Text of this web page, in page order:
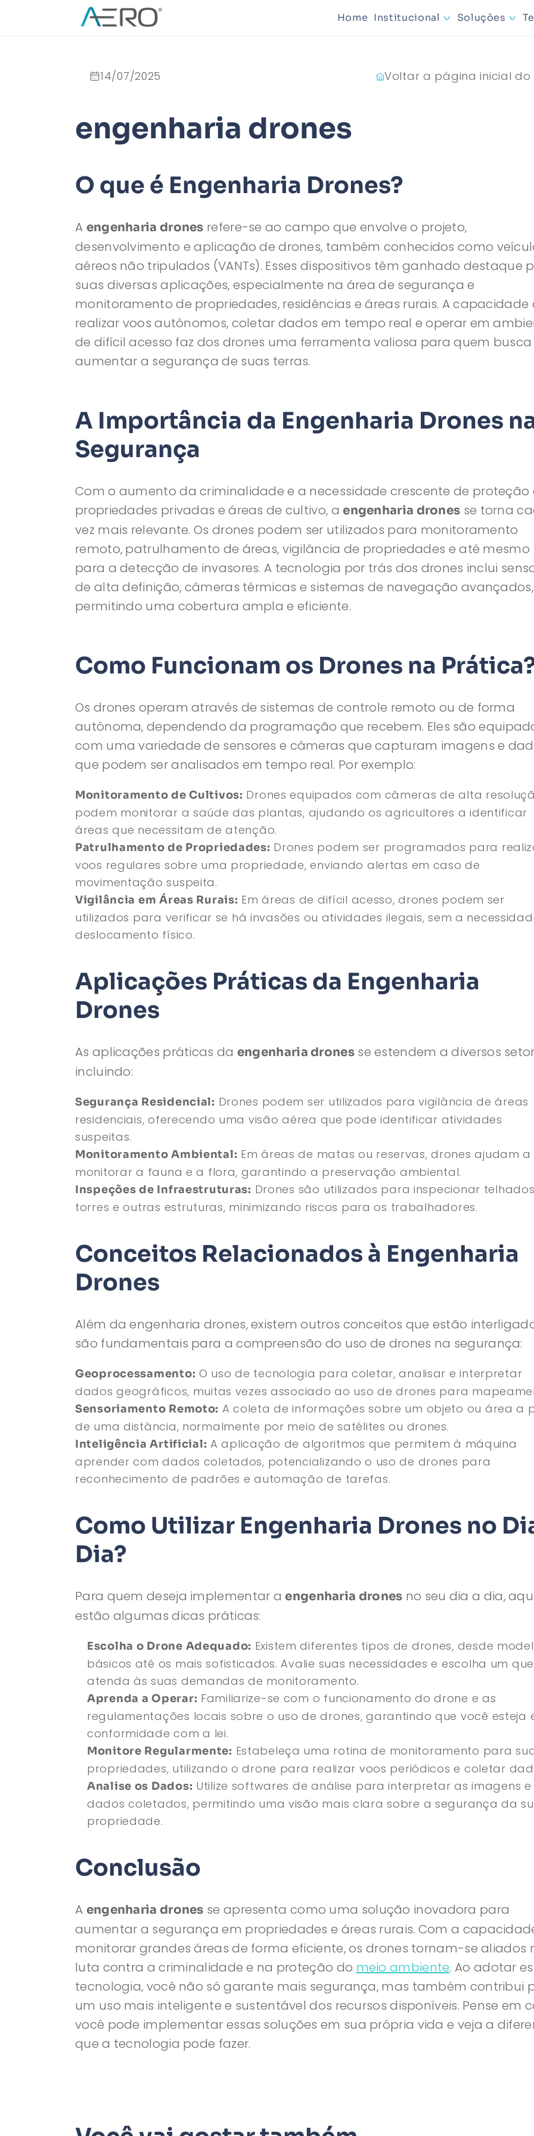
Home Institucional Soluções
14/07/2025 Voltar a página inicial do
engenharia drones
O que é Engenharia Drones?
A engenharia drones refere-se ao campo que envolve o projeto,
desenvolvimento e aplicação de drones, também conhecidos como
aéreos não tripulados (VANTs). Esses dispositivos têm ganhado destaque
suas diversas aplicações, especialmente na área de segurança e
monitoramento de propriedades, residências e áreas rurais. A capacidade
realizar voos autônomos, coletar dados em tempo real e operar em
de difícil acesso faz dos drones uma ferramenta valiosa para quem busca
aumentar a segurança de suas terras.
A Importância da Engenharia Drones
Segurança
Com o aumento da criminalidade e a necessidade crescente de proteção
propriedades privadas e áreas de cultivo, aengenharia drones se torna
vez mais relevante. Os drones podem ser utilizados para monitoramento
remoto, patrulhamento de áreas, vigilância de propriedades e até mesmo
para a detecção de invasores. A tecnologia por trás dos drones inclui
de alta definição, câmeras térmicas e sistemas de navegação avançados,
permitindo uma cobertura ampla e eficiente.
Como Funcionam os Drones na
Os drones operam através de sistemas de controle remoto ou de forma
autônoma, dependendo da programação que recebem. Eles são
com uma variedade de sensores e câmeras que capturam imagens e
que podem ser analisados em tempo real. Por exemplo:
Monitoramento de Cultivos: Drones equipados com câmeras de alta
podem monitorar a saúde das plantas, ajudando os agricultores a identificar
áreas que necessitam de atenção.
Patrulhamento de Propriedades: Drones podem ser programados para
voos regulares sobre uma propriedade, enviando alertas em caso de
movimentação suspeita.
Vigilância em Áreas Rurais: Em áreas de difícil acesso, drones podem ser
utilizados para verificar se há invasões ou atividades ilegais, sem a
deslocamento físico.
Aplicações Práticas da Engenharia
Drones
As aplicações práticas da engenharia dronesse estendem a diversos
incluindo:
Segurança Residencial: Drones podem ser utilizados para vigilância de áreas
residenciais, oferecendo uma visão aérea que pode identificar atividades
suspeitas.
Monitoramento Ambiental: Em áreas de matas ou reservas, drones ajudam a
monitorar a fauna e a flora, garantindo a preservação ambiental.
Inspeções de Infraestruturas: Drones são utilizados para inspecionar
torres e outras estruturas, minimizando riscos para os trabalhadores.
Conceitos Relacionados à Engenharia
Drones
Além da engenharia drones, existem outros conceitos que estão
são fundamentais para a compreensão do uso de drones na segurança:
Geoprocessamento: O uso de tecnologia para coletar, analisar e interpretar
dados geográficos, muitas vezes associado ao uso de drones para
Sensoriamento Remoto: A coleta de informações sobre um objeto ou área a
de uma distância, normalmente por meio de satélites ou drones.
Inteligência Artificial: A aplicação de algoritmos que permitem à máquina
aprender com dados coletados, potencializando o uso de drones para
reconhecimento de padrões e automação de tarefas.
Como Utilizar Engenharia Drones no
Dia?
Para quem deseja implementar aengenharia drones no seu dia a dia,
estão algumas dicas práticas:
Escolha o Drone Adequado: Existem diferentes tipos de drones, desde
básicos até os mais sofisticados. Avalie suas necessidades e escolha um que
atenda às suas demandas de monitoramento.
Aprenda a Operar: Familiarize-se com o funcionamento do drone e as
regulamentações locais sobre o uso de drones, garantindo que você esteja
conformidade com a lei.
Monitore Regularmente: Estabeleça uma rotina de monitoramento para
propriedades, utilizando o drone para realizar voos periódicos e coletar
Analise os Dados: Utilize softwares de análise para interpretar as imagens e
dados coletados, permitindo uma visão mais clara sobre a segurança da
propriedade.
Conclusão
A engenharia drones se apresenta como uma solução inovadora para
aumentar a segurança em propriedades e áreas rurais. Com a
monitorar grandes áreas de forma eficiente, os drones tornam-se aliados
luta contra a criminalidade e na proteção do meio ambiente. Ao adotar
tecnologia, você não só garante mais segurança, mas também contribui
um uso mais inteligente e sustentável dos recursos disponíveis. Pense em
você pode implementar essas soluções em sua própria vida e veja a
que a tecnologia pode fazer.